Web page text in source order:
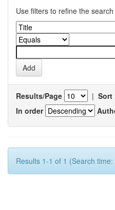
Use filters to refine the
Results/Page | Sort
In order
Results 1-1 of 1 (Search